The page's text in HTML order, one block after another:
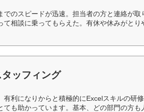
でのスピードが迅速。担当者の方と連絡が
て相談に乗ってもらえた。有休や休みがとり
ッフィング
有利になりからと積極的にExcelスキルの研
ても助かっています。基本、どの部門の方も